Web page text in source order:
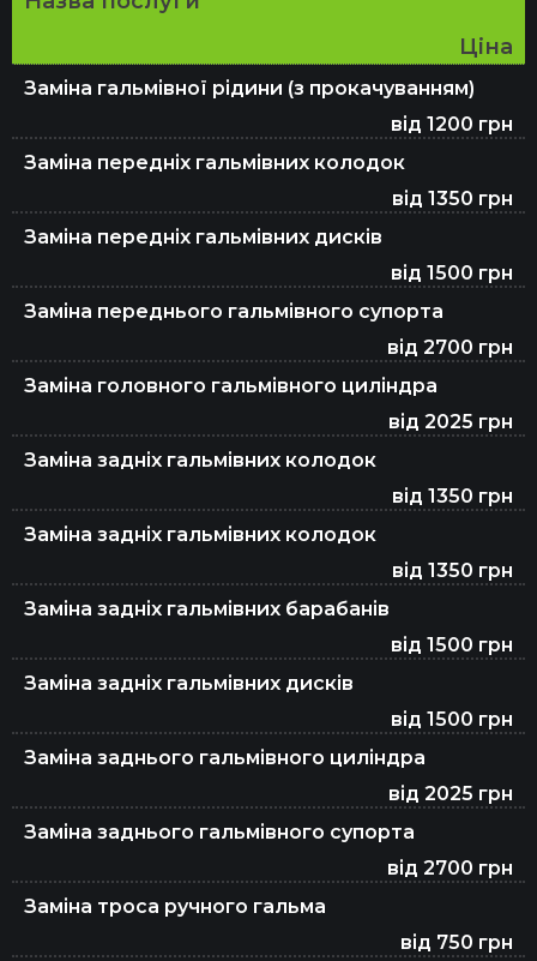
Ціна
Заміна гальмівної рідини (з прокачуванням)
від 1200 грн
Заміна передніх гальмівних колодок
від 1350 грн
Заміна передніх гальмівних дисків
від 1500 грн
Заміна переднього гальмівного супорта
від 2700 грн
Заміна головного гальмівного циліндра
від 2025 грн
Заміна задніх гальмівних колодок
від 1350 грн
Заміна задніх гальмівних колодок
від 1350 грн
Заміна задніх гальмівних барабанів
від 1500 грн
Заміна задніх гальмівних дисків
від 1500 грн
Заміна заднього гальмівного циліндра
від 2025 грн
Заміна заднього гальмівного супорта
від 2700 грн
Заміна троса ручного гальма
від 750 грн